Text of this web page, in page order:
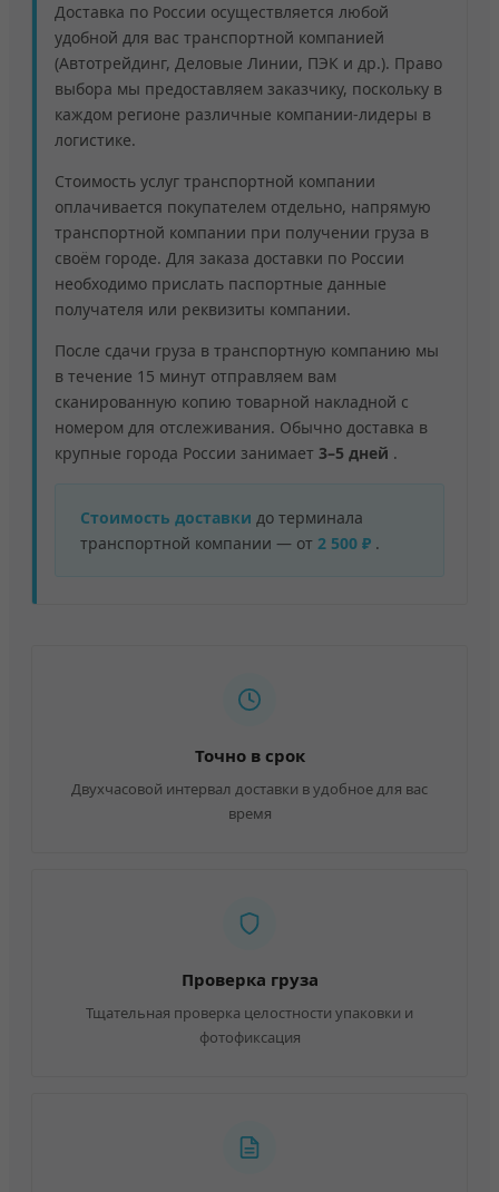
Доставка по России осуществляется любой
удобной для вас транспортной компанией
(Автотрейдинг, Деловые Линии, ПЭК и др.). Право
выбора мы предоставляем заказчику, поскольку в
каждом регионе различные компании-лидеры в
логистике.
Стоимость услуг транспортной компании
оплачивается покупателем отдельно, напрямую
транспортной компании при получении груза в
своём городе. Для заказа доставки по России
необходимо прислать паспортные данные
получателя или реквизиты компании.
После сдачи груза в транспортную компанию мы
в течение 15 минут отправляем вам
сканированную копию товарной накладной с
номером для отслеживания. Обычно доставка в
крупные города России занимает 3–5 дней .
Стоимость доставки до терминала
транспортной компании — от 2 500 ₽ .
Точно в срок
Двухчасовой интервал доставки в удобное для вас
время
Проверка груза
Тщательная проверка целостности упаковки и
фотофиксация